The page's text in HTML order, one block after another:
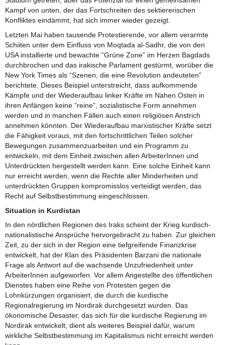
Kampf von unten, der das Fortschreiten des sektiererischen
Konfliktes eindämmt, hat sich immer wieder gezeigt.
Letzten Mai haben tausende Protestierende, vor allem verarmte
Schiiten unter dem Einfluss von Moqtada al-Sadhr, die von den
USA installierte und bewachte “Grüne Zone” im Herzen Bagdads
durchbrochen und das irakische Parlament gestürmt, worüber die
New York Times als “Szenen, die eine Revolution andeuteten”
berichtete. Dieses Beispiel unterstreicht, dass aufkommende
Kämpfe und der Wiederaufbau linker Kräfte im Nahen Osten in
ihren Anfängen keine “reine”, sozialistische Form annehmen
werden und in manchen Fällen auch einen religiösen Anstrich
annehmen könnten. Der Wiederaufbau marxistischer Kräfte setzt
die Fähigkeit voraus, mit den fortschrittlichen Teilen solcher
Bewegungen zusammenzuarbeiten und ein Programm zu
entwickeln, mit dem Einheit zwischen allen ArbeiterInnen und
Unterdrückten hergestellt werden kann. Eine solche Einheit kann
nur erreicht werden, wenn die Rechte aller Minderheiten und
unterdrückten Gruppen kompromisslos verteidigt werden, das
Recht auf Selbstbestimmung eingeschlossen.
Situation in Kurdistan
In den nördlichen Regionen des Iraks scheint der Krieg kurdisch-
nationalistische Ansprüche hervorgebracht zu haben. Zur gleichen
Zeit, zu der sich in der Region eine tiefgreifende Finanzkrise
entwickelt, hat der Klan des Präsidenten Barzani die nationale
Frage als Antwort auf die wachsende Unzufriedenheit unter
ArbeiterInnen aufgeworfen. Vor allem Angestellte des öffentlichen
Dienstes haben eine Reihe von Protesten gegen die
Lohnkürzungen organisiert, die durch die kurdische
Regionalregierung im Nordirak durchgesetzt wurden. Das
ökonomische Desaster, das sich für die kurdische Regierung im
Nordirak entwickelt, dient als weiteres Beispiel dafür, warum
wirkliche Selbstbestimmung im Kapitalismus nicht erreicht werden